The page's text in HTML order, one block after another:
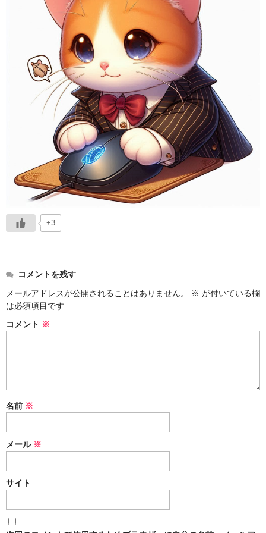
冬扇の「時空の座」
お問い合わせ
俳句を始めたい人に
日本俳人クラブ
郷土阿波の俳句を集めよう
徳島吟行案内編集室
アゴラ（新しい俳句の為に）
+3
コメントを残す
メールアドレスが公開されることはありません。
※ が付いている欄
は必須項目です
コメント ※
名前 ※
メール ※
サイト